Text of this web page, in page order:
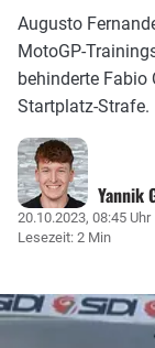
Augusto
MotoGP-
behinderte Fabio
Startplatz-Strafe.
Yannik
20.10.2023, 08:45 Uhr
Lesezeit: 2 Min